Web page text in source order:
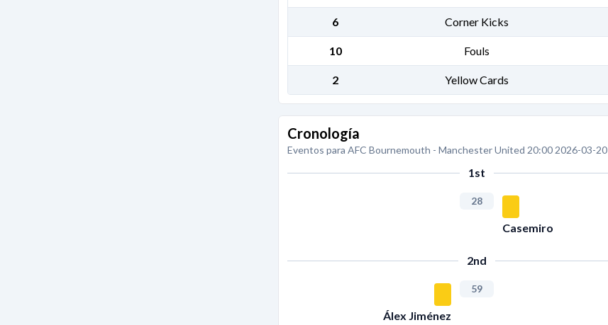
6 Corner Kicks
10 Fouls
2 Yellow Cards
Cronología
Eventos para AFC Bournemouth - Manchester United 20:00 2026-03-20
1st
28
Casemiro
2nd
Álex Jiménez
59